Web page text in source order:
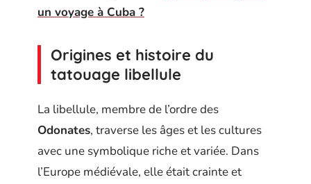
un voyage à Cuba ?
Origines et histoire du
tatouage libellule
La libellule, membre de l’ordre des
Odonates, traverse les âges et les cultures
avec une symbolique riche et variée. Dans
l’Europe médiévale, elle était crainte et